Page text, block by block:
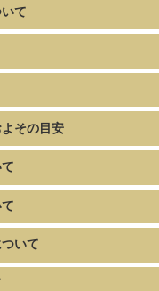
て
その目安
いて